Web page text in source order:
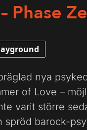
Phase
nya
of Love –
varit större
spröd barock-